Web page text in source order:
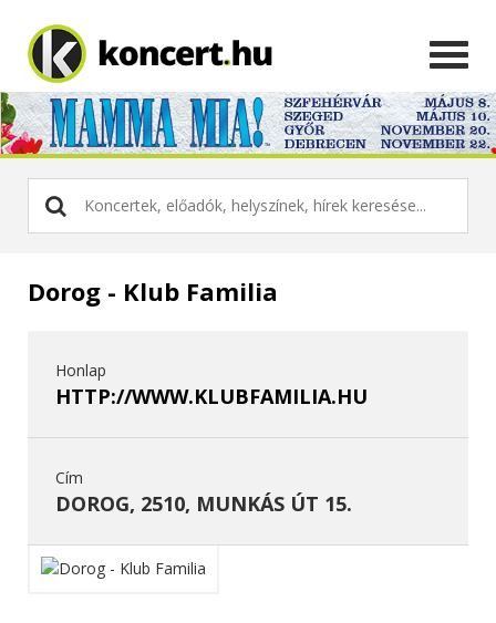
Dorog - Klub Familia
Honlap
HTTP://WWW.KLUBFAMILIA.HU
Cím
DOROG, 2510, MUNKÁS ÚT 15.